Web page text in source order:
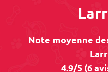
Note moyenne
4.9/5 (6